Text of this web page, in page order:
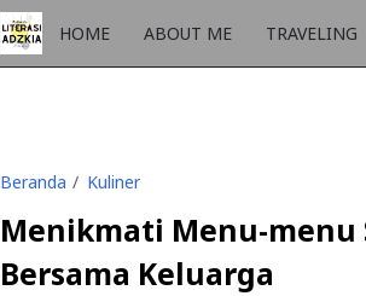
HOME ABOUT ME TRAVELING
Beranda Kuliner
Menikmati Menu-menu
Bersama Keluarga